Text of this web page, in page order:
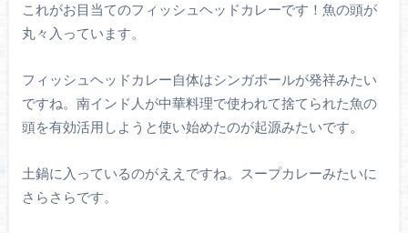
これがお目当てのフィッシュヘッドカレーです！魚の頭が
丸々入っています。
フィッシュヘッドカレー自体はシンガポールが発祥みたい
ですね。南インド人が中華料理で使われて捨てられた魚の
頭を有効活用しようと使い始めたのが起源みたいです。
土鍋に入っているのがええですね。スープカレーみたいに
さらさらです。